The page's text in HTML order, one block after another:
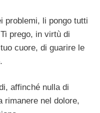
problemi, li pongo tutti
prego, in virtù di
cuore, di guarire le
affinché nulla di
rimanere nel dolore,